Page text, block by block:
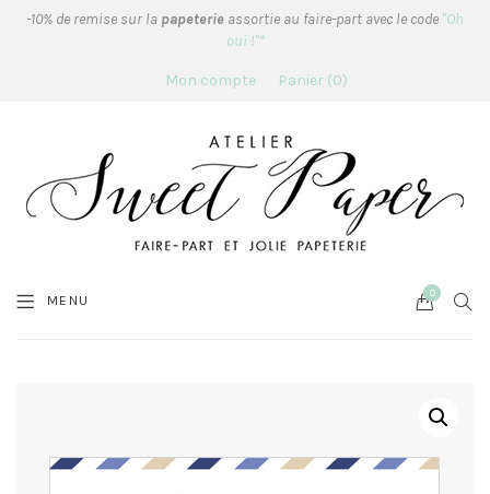
-10% de remise sur la papeterie assortie au faire-part avec le code "Oh
oui !"*
Mon compte Panier 0
MENU Cart
0